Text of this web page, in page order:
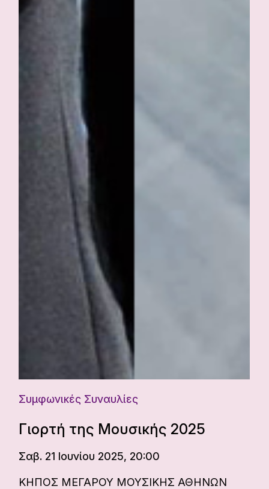
Συμφωνικές Συναυλίες
Γιορτή της Μουσικής 2025
Σαβ. 21 Ιουνίου 2025, 20:00
ΚΗΠΟΣ ΜΕΓΑΡΟΥ ΜΟΥΣΙΚΗΣ ΑΘΗΝΩΝ